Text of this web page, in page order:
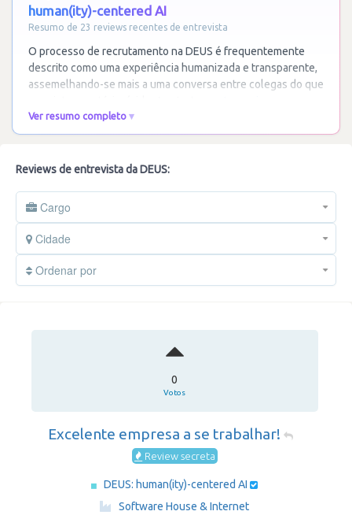
human(ity)-centered AI
Resumo de 23 reviews recentes de entrevista
O processo de recrutamento na DEUS é frequentemente
descrito como uma experiência humanizada e transparente,
assemelhando-se mais a uma conversa entre colegas do que
Ver resumo completo
Reviews de entrevista da DEUS:
Cargo
Cidade
Ordenar por
0
Votos
Excelente empresa a se trabalhar!
Review secreta
DEUS: human(ity)-centered AI
Software House & Internet